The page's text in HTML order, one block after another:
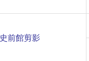
史前館剪影